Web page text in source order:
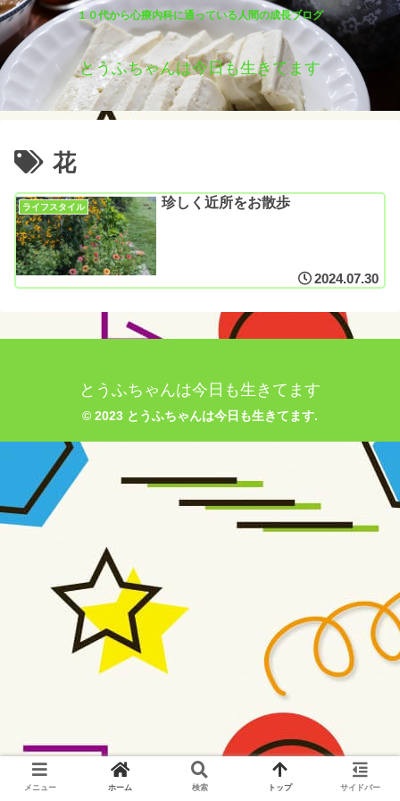
１０代から心療内科に通っている人間の成長ブログ
とうふちゃんは今日も生きてます
花
ライフスタイル 珍しく近所をお散歩
2024.07.30
とうふちゃんは今日も生きてます
© 2023 とうふちゃんは今日も生きてます.
メニュー ホーム 検索 トップ サイドバー